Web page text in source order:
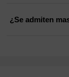
¿Se admiten